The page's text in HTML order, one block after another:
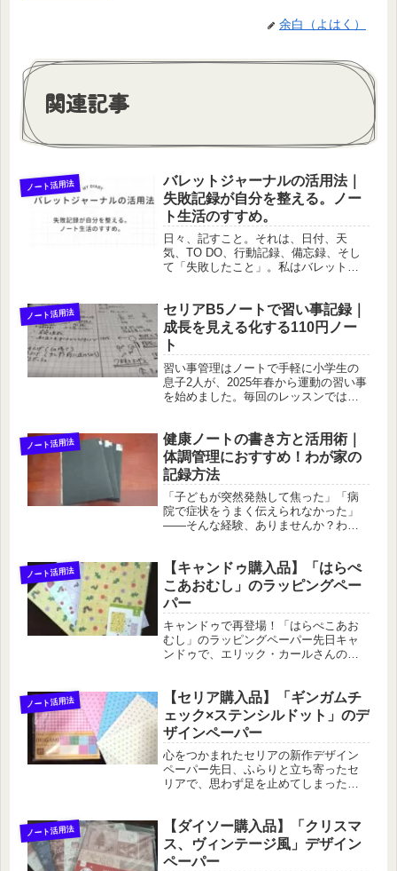
余白（よはく）
関連記事
ノート活用法
バレットジャーナルの活用法｜
失敗記録が自分を整える。ノー
ト生活のすすめ。
日々、記すこと。それは、日付、天
気、TO DO、行動記録、備忘録、そし
て「失敗したこと」。私はバレットジ
が「失敗」の記録です。この習慣が、
思いがけず心の整理に繋がっていると...
ノート活用法
セリアB5ノートで習い事記録｜
成長を見える化する110円ノー
ト
習い事管理はノートで手軽に小学生の
息子2人が、2025年春から運動の習い事
を始めました。毎回のレッスンでは、
トは毎回異なります。そこで、セリア
のB5ノート（110円）を使っ...
ノート活用法
健康ノートの書き方と活用術｜
体調管理におすすめ！わが家の
記録方法
「子どもが突然発熱して焦った」「病
院で症状をうまく伝えられなかった」
――そんな経験、ありませんか？わが
のはコクヨのA5サイズ・方眼ノート。
大人も子どもも1冊ずつ、計3冊を運...
ノート活用法
【キャンドゥ購入品】「はらぺ
こあおむし」のラッピングペー
パー
キャンドゥで再登場！「はらぺこあお
むし」のラッピングペーパー先日キャ
ンドゥで、エリック・カールさんの絵
売されていた人気商品で、おそらく今
回は第二弾。第一弾のときは「かわい
い...
ノート活用法
【セリア購入品】「ギンガムチ
ェック×ステンシルドット」のデ
ザインペーパー
心をつかまれたセリアの新作デザイン
ペーパー先日、ふらりと立ち寄ったセ
リアで、思わず足を止めてしまったコ
しい柄が登場するので、ついチェック
してしまう方も多いのではないでしょ
う...
ノート活用法
【ダイソー購入品】「クリスマ
ス、ヴィンテージ風」デザイン
ペーパー